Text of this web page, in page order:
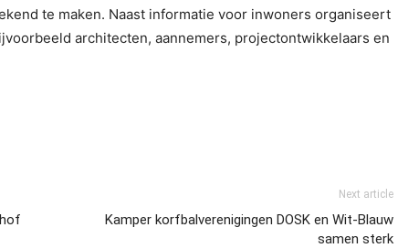
te maken. Naast informatie voor inwoners organiseert
architecten, aannemers, projectontwikkelaars en
Next article
Kamper korfbalverenigingen DOSK en Wit-Blauw
samen sterk